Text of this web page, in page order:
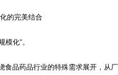
的完美结合
模化”。
食品药品行业的特殊需求展开，从厂